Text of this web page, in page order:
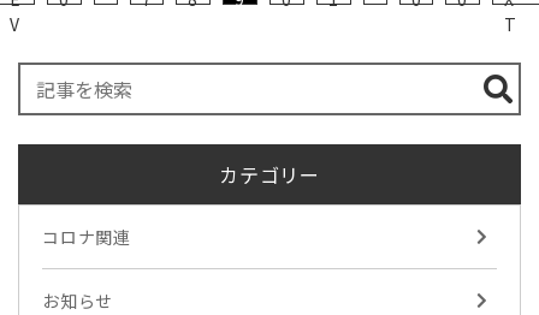
V
T
カテゴリー
コロナ関連
お知らせ